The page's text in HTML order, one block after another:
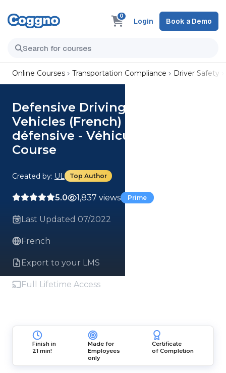
0
Login Book a Demo
Online Courses Transportation Compliance Driver Safety
Defensive Driving - Small
Vehicles (French) Conduite
défensive - Véhicules légers
Course
Created by: UL Top Author
5.0 1,837 views Prime
Last Updated 07/2022
French
Export to your LMS
Full Lifetime Access
Finish in
21 min!
Made for
Employees
only
Certificate
of Completion